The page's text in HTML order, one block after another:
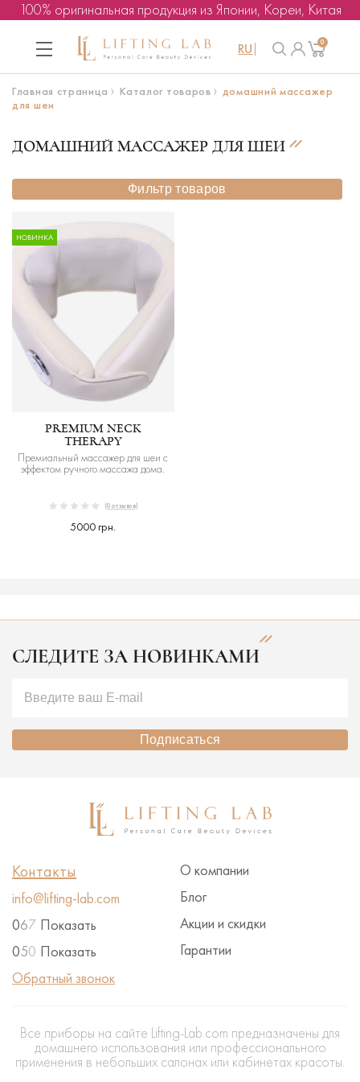
100% оригинальная продукция из Японии, Кореи, Китая
RU 0
Главная страница Каталог товаров
домашний массажер
для шеи
ДОМАШНИЙ МАССАЖЕР ДЛЯ ШЕИ
Фильтр товаров
НОВИНКА
PREMIUM NECK
THERAPY
Премиальный массажер для шеи с
эффектом ручного массажа дома.
(0 отзывов)
5000 грн.
СЛЕДИТЕ ЗА НОВИНКАМИ
Подписаться
О компании
Блог
Акции и скидки
Гарантии
Контакты
info@lifting-lab.com
067 Показать
050 Показать
Обратный звонок
Все приборы на сайте Lifting-Lab.com предназначены для
домашнего использования или профессионального
применения в небольших салонах или кабинетах красоты.